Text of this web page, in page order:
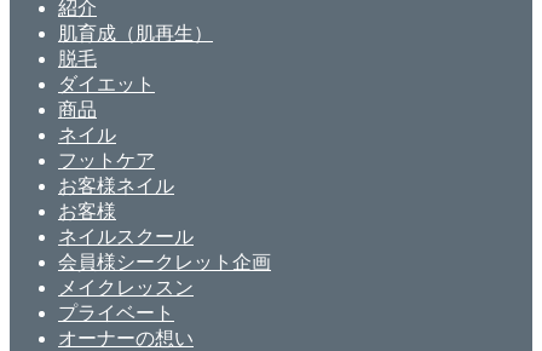
紹介
肌育成（肌再生）
脱毛
ダイエット
商品
ネイル
フットケア
お客様ネイル
お客様
ネイルスクール
会員様シークレット企画
メイクレッスン
プライベート
オーナーの想い